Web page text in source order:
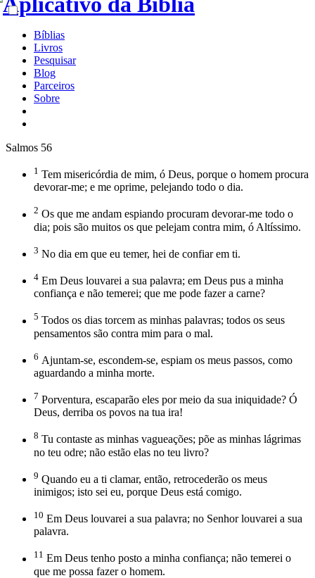
Bíblias
Livros
Pesquisar
Blog
Parceiros
Sobre
Salmos 56
1 Tem misericórdia de mim, ó Deus, porque o homem procura
devorar-me; e me oprime, pelejando todo o dia.
2 Os que me andam espiando procuram devorar-me todo o
dia; pois são muitos os que pelejam contra mim, ó Altíssimo.
3 No dia em que eu temer, hei de confiar em ti.
4 Em Deus louvarei a sua palavra; em Deus pus a minha
confiança e não temerei; que me pode fazer a carne?
5 Todos os dias torcem as minhas palavras; todos os seus
pensamentos são contra mim para o mal.
6 Ajuntam-se, escondem-se, espiam os meus passos, como
aguardando a minha morte.
7 Porventura, escaparão eles por meio da sua iniquidade? Ó
Deus, derriba os povos na tua ira!
8 Tu contaste as minhas vagueações; põe as minhas lágrimas
no teu odre; não estão elas no teu livro?
9 Quando eu a ti clamar, então, retrocederão os meus
inimigos; isto sei eu, porque Deus está comigo.
10 Em Deus louvarei a sua palavra; no Senhor louvarei a sua
palavra.
11 Em Deus tenho posto a minha confiança; não temerei o
que me possa fazer o homem.